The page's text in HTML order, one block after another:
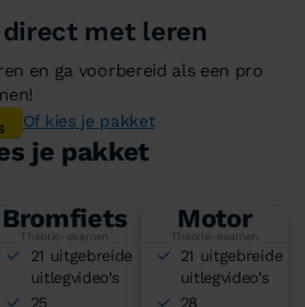
met leren
en ga voorbereid als een pro
Of kies je pakket
je pakket
Bromfiets
Theorie-examen
21 uitgebreide
uitlegvideo’s
25
Motor
Theorie-examen
21 uitgebreide
uitlegvideo’s
28